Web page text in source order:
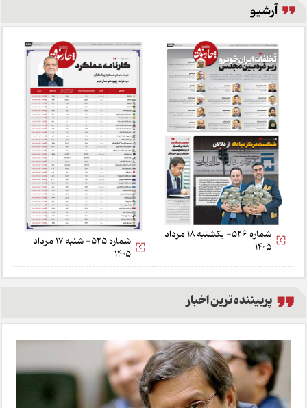
آرشیو
شماره 526- یکشنبه 18 مرداد
1405
شماره 525- شنبه 17 مرداد
1405
پربیننده ترین اخبار